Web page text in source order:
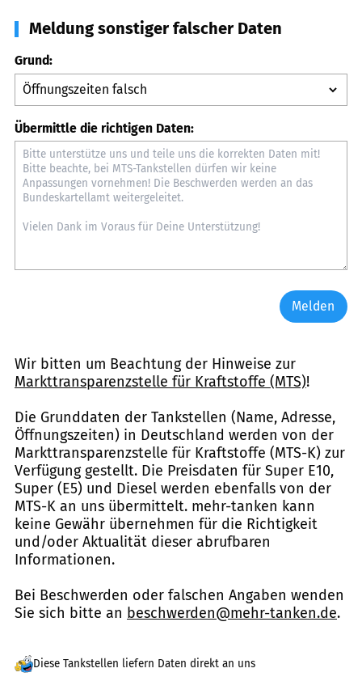
Meldung sonstiger falscher Daten
Grund:
Übermittle die richtigen Daten:
Melden
Wir bitten um Beachtung der Hinweise zur
Markttransparenzstelle für Kraftstoffe (MTS)!
Die Grunddaten der Tankstellen (Name, Adresse,
Öffnungszeiten) in Deutschland werden von der
Markttransparenzstelle für Kraftstoffe (MTS-K) zur
Verfügung gestellt. Die Preisdaten für Super E10,
Super (E5) und Diesel werden ebenfalls von der
MTS-K an uns übermittelt. mehr-tanken kann
keine Gewähr übernehmen für die Richtigkeit
und/oder Aktualität dieser abrufbaren
Informationen.
Bei Beschwerden oder falschen Angaben wenden
Sie sich bitte an beschwerden@mehr-tanken.de.
Diese Tankstellen liefern Daten direkt an uns